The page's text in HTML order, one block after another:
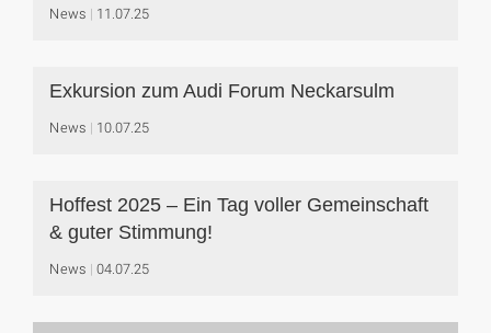
News 11.07.25
Exkursion zum Audi Forum Neckarsulm
News 10.07.25
Hoffest 2025 – Ein Tag voller Gemeinschaft
& guter Stimmung!
News 04.07.25